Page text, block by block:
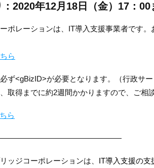
2020年12月18日（金）17：00
ポレーションは、IT導入支援事業者です。
ら
ず<gBizID>が必要となります。（行政サー
取得までに約2週間かかりますので、ご相
ら
ッジコーポレーションは、 IT導入支援の支